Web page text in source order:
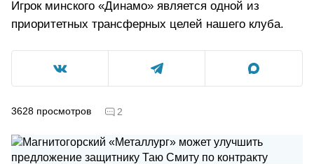
Игрок минского «Динамо» является одной из
приоритетных трансферных целей нашего клуба.
3628 просмотров 2